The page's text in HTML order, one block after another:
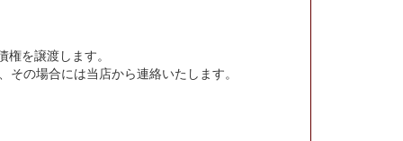
を譲渡します。
の場合には当店から連絡いたします。